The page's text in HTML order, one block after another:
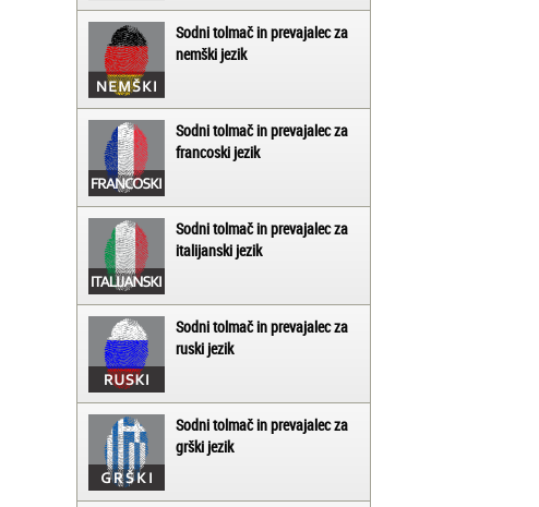
Sodni tolmač in prevajalec za
nemški jezik
Sodni tolmač in prevajalec za
francoski jezik
Sodni tolmač in prevajalec za
italijanski jezik
Sodni tolmač in prevajalec za
ruski jezik
Sodni tolmač in prevajalec za
grški jezik